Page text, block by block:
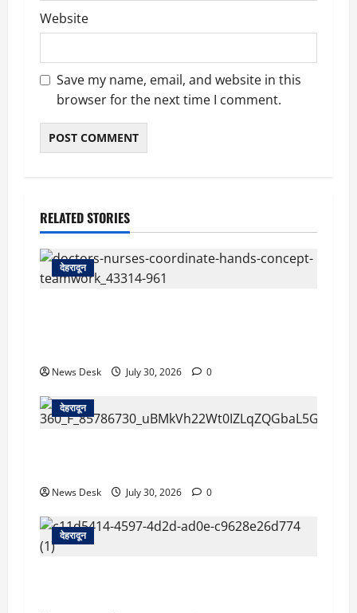
Website
Save my name, email, and website in this
browser for the next time I comment.
RELATED STORIES
देहरादून
News Desk July 30, 2026 0
देहरादून
News Desk July 30, 2026 0
देहरादून